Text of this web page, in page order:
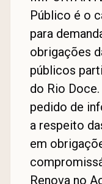
Público é o
para
obrigações
públicos
do Rio
pedido de
a respeito
em
Renova no